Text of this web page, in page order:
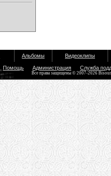
Альбомы Видеоклипы
Помощь Администрация Служба
Все права защищены © 2007-2026